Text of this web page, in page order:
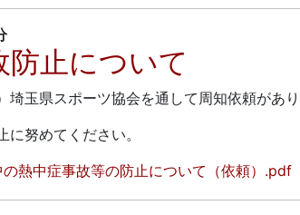
止について
玉県スポーツ協会を通して周知依頼があり
努めてください。
の熱中症事故等の防止について（依頼）.pdf